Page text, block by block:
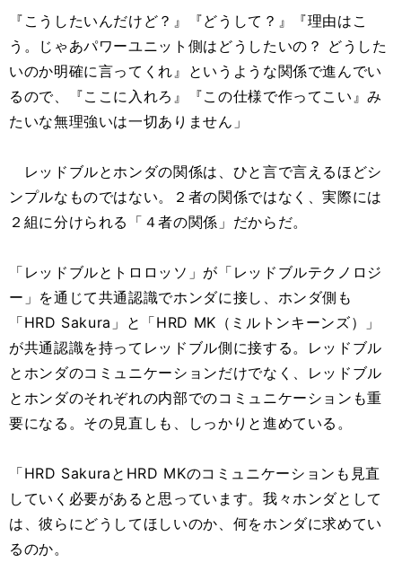
『こうしたいんだけど？』『どうして？』『理由はこ
う。じゃあパワーユニット側はどうしたいの？ どうした
いのか明確に言ってくれ』というような関係で進んでい
るので、『ここに入れろ』『この仕様で作ってこい』み
たいな無理強いは一切ありません」
レッドブルとホンダの関係は、ひと言で言えるほどシ
ンプルなものではない。２者の関係ではなく、実際には
２組に分けられる「４者の関係」だからだ。
「レッドブルとトロロッソ」が「レッドブルテクノロジ
ー」を通じて共通認識でホンダに接し、ホンダ側も
「HRD Sakura」と「HRD MK（ミルトンキーンズ）」
が共通認識を持ってレッドブル側に接する。レッドブル
とホンダのコミュニケーションだけでなく、レッドブル
とホンダのそれぞれの内部でのコミュニケーションも重
要になる。その見直しも、しっかりと進めている。
「HRD SakuraとHRD MKのコミュニケーションも見直
していく必要があると思っています。我々ホンダとして
は、彼らにどうしてほしいのか、何をホンダに求めてい
るのか。